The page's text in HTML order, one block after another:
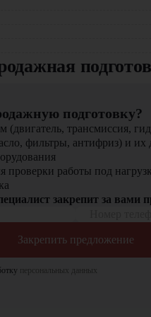
– обработка паллет с
– перемещение сырья и
с тяжелыми
– перевозка кормов и
разгрузочные
давления
опускания груза
дилер техники JAC,
навесного
подготовку?
(двигатель, трансмиссия,
фильтры, антифриз) и их
проверки работы под
закрепит за вами
Закрепить предложение
персональных данных